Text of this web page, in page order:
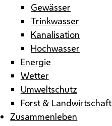
Gewässer
Trinkwasser
Kanalisation
Hochwasser
Energie
Wetter
Umweltschutz
Forst & Landwirtschaft
Zusammenleben